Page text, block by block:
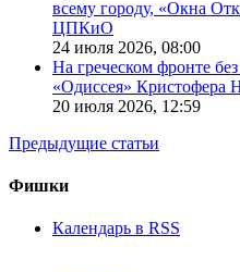
всему городу, «Окна
ЦПКиО
24 июля 2026, 08:00
На греческом фронте
«Одиссея» Кристофера
20 июля 2026, 12:59
Предыдущие статьи
Фишки
Календарь в RSS